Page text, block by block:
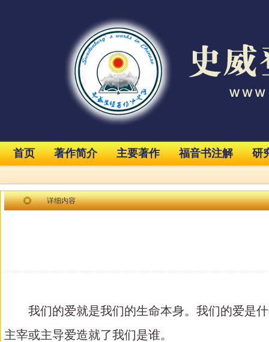
首页 著作简介 主要著作 福音书注解 研
详细内容
我们的爱就是我们的生命本身。我们的爱是
主宰或主导爱造就了我们是谁。